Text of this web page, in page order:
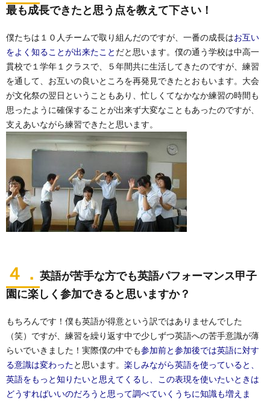
最も成長できたと思う点を教えて下さい！
僕たちは１０人チームで取り組んだのですが、一番の成長はお互い
をよく知ることが出来たこと だと思います。僕の通う学校は中高一
貫校で１学年１クラスで、５年間共に生活してきたのですが、練習
を通して、お互いの良いところを再発見できたとおもいます。大会
が文化祭の翌日ということもあり、忙しくてなかなか練習の時間も
思ったように確保することが出来ず大変なこともあったのですが、
支えあいながら練習できたと思います。
４． 英語が苦手な方でも英語パフォーマンス甲子
園に楽しく参加できると思いますか？
もちろんです！僕も英語が得意という訳ではありませんでした
（笑）ですが、練習を繰り返す中で少しずつ英語への苦手意識が薄
らいでいきました！実際僕の中でも参加前と参加後では英語に対す
る意識は変わったと思います。 楽しみながら英語を使っていると、
英語をもっと知りたいと思えてくるし、この表現を使いたいときは
どうすればいいのだろうと思って調べていくうちに知識も増えま